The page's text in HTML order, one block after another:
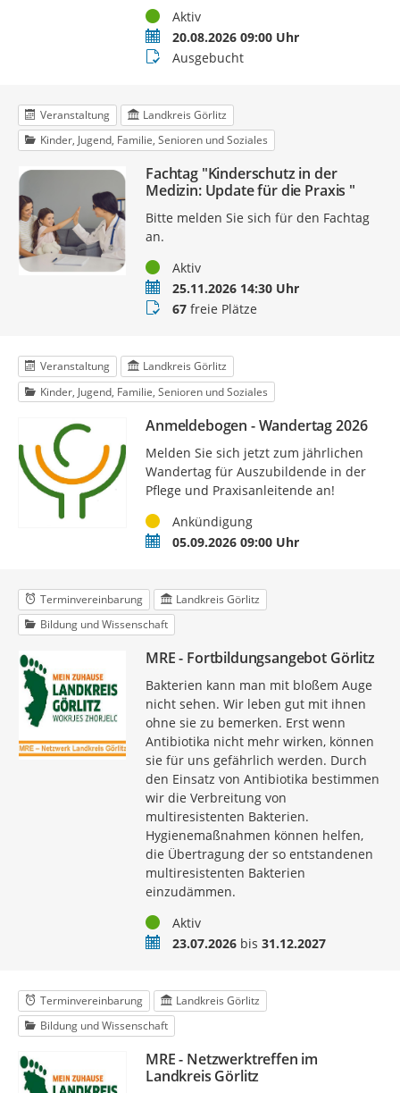
StatusAktiv
Termin20.08.2026 09:00 Uhr
Buchungsstatus
Ausgebucht
Veranstaltung
Landkreis Görlitz
Kinder, Jugend, Familie, Senioren und Soziales
Fachtag "Kinderschutz in der
Medizin: Update für die Praxis "
Bitte melden Sie sich für den Fachtag
an.
StatusAktiv
Termin25.11.2026 14:30 Uhr
Buchungsstatus
67freie Plätze
Veranstaltung
Landkreis Görlitz
Kinder, Jugend, Familie, Senioren und Soziales
Anmeldebogen - Wandertag 2026
Melden Sie sich jetzt zum jährlichen
Wandertag für Auszubildende in der
Pflege und Praxisanleitende an!
StatusAnkündigung
Termin05.09.2026 09:00 Uhr
Terminvereinbarung
Landkreis Görlitz
Bildung und Wissenschaft
MRE - Fortbildungsangebot Görlitz
Bakterien kann man mit bloßem Auge
nicht sehen. Wir leben gut mit ihnen
ohne sie zu bemerken. Erst wenn
Antibiotika nicht mehr wirken, können
sie für uns gefährlich werden. Durch
den Einsatz von Antibiotika bestimmen
wir die Verbreitung von
multiresistenten Bakterien.
Hygienemaßnahmen können helfen,
die Übertragung der so entstandenen
multiresistenten Bakterien
einzudämmen.
StatusAktiv
Zeitraum23.07.2026bis 31.12.2027
Terminvereinbarung
Landkreis Görlitz
Bildung und Wissenschaft
MRE - Netzwerktreffen im
Landkreis Görlitz